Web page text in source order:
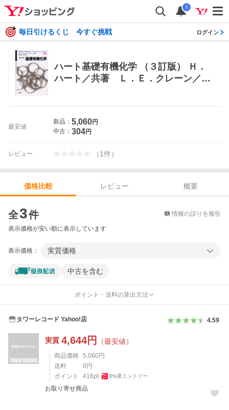
i
毎日引けるくじ 今すぐ挑戦 ログイン
ハート基礎有機化学 （３訂版） Ｈ．
ハート／共著 Ｌ．Ｅ．クレーン／共
最安値
新品： 5,060円
中古： 304円
レビュー （1件）
価格比較 レビュー
概要
全3件 情報の誤りを報告
表示価格が安い順に表示しています
表示価格： 実質価格
中古を含む
ポイント・送料の算出方法
タワーレコード Yahoo!店 4.59
実質 4,644円 （最安値）
商品価格 5,060 円
送料
0 円
ポイント
416pt 9%要エントリー
お取り寄せ商品